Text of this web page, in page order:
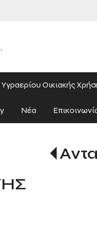
Οικιακής
Νέα